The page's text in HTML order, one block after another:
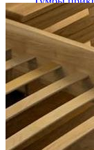
Шкафы для
Полки
Шкаф
Шкафы
Шкафы
Шкафы
Шкафы
Шкафы